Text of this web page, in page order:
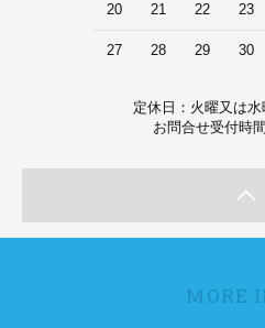
20 21 22 23
27 28 29 30
定休日：火曜又は
お問合せ受付時
MORE